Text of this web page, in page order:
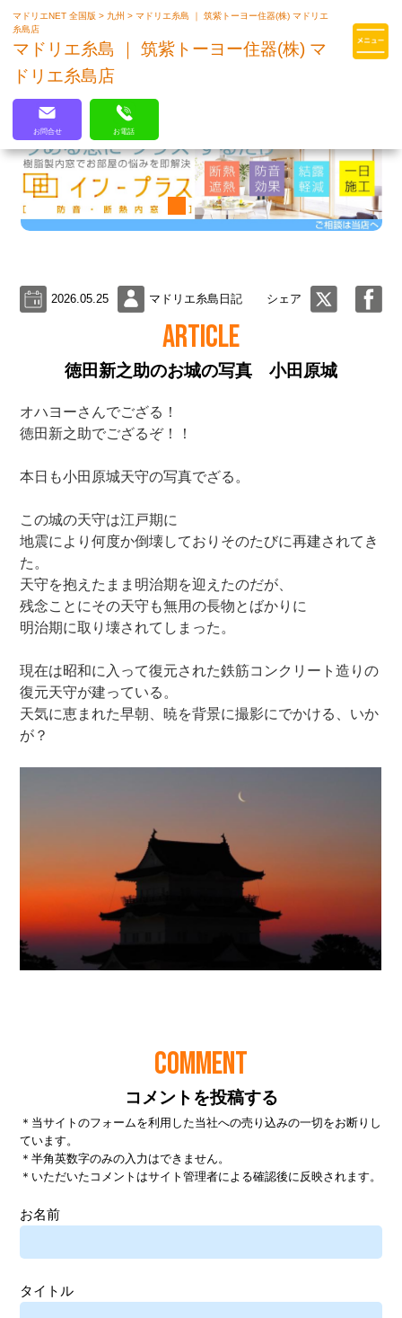
マドリエはLIXILの厳しい基準を
マドリエNET 全国版> 九州>マドリエ糸島 ｜ 筑紫トーヨー住器(株) マドリエ
糸島店
マドリエ糸島 ｜ 筑紫トーヨー住器(株) マ
ドリエ糸島店
お問合せ お電話
2026.05.25 マドリエ糸島日記 シェア
ARTICLE
徳田新之助のお城の写真 小田原城
COMMENT
コメントを投稿する
＊当サイトのフォームを利用した当社への売り込みの一切をお断りし
ています。
＊半角英数字のみの入力はできません。
＊いただいたコメントはサイト管理者による確認後に反映されます。
お名前
タイトル